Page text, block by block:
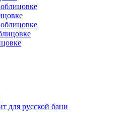
для русской бани